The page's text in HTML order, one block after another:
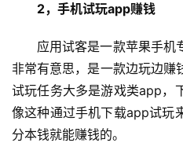
赚
A
P
P
2，手机试玩app赚钱
应用试客是一款苹果手机
非常有意思，是一款边玩边赚
试玩任务大多是游戏类app，
像这种通过手机下载app试玩
分本钱就能赚钱的。